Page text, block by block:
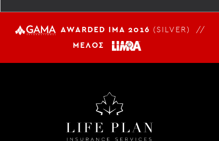
AWARDED IMA 2016 (SILVER) //
ΜΕΛΟΣ